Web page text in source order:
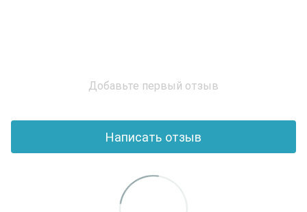
Добавьте первый отзыв
Написать отзыв